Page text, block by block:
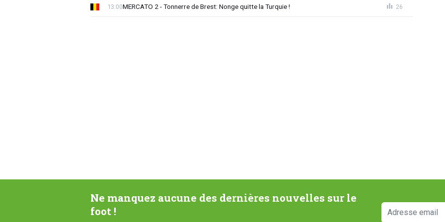
MERCATO 2 - Tonnerre de Brest: Nonge quitte la Turquie !
13:00 26
Ne manquez aucune des dernières nouvelles sur le
foot !